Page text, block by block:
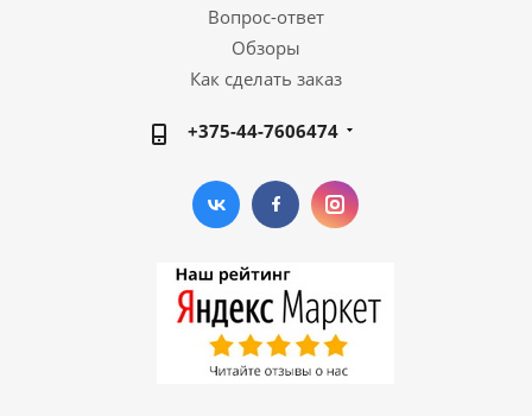
Вопрос-ответ
Обзоры
Как сделать заказ
+375-44-7606474